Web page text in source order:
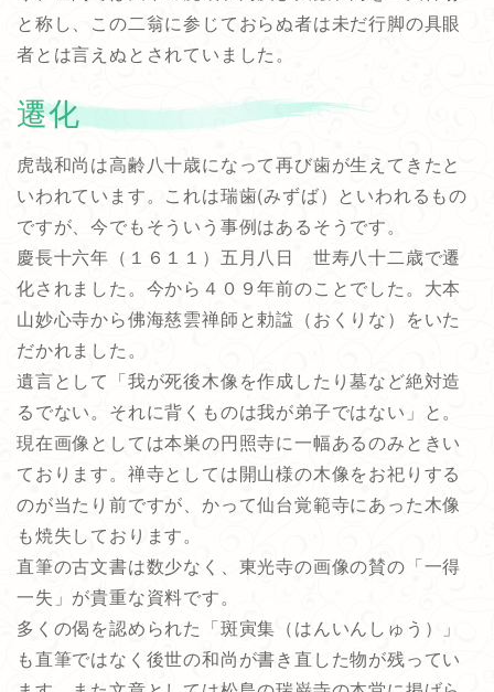
と称し、この二翁に参じておらぬ者は未だ行脚の具眼
者とは言えぬとされていました。
遷化
虎哉和尚は高齢八十歳になって再び歯が生えてきたと
いわれています。これは瑞歯(みずば）といわれるもの
ですが、今でもそういう事例はあるそうです。
慶長十六年（１６１１）五月八日 世寿八十二歳で遷
化されました。今から４０９年前のことでした。大本
山妙心寺から佛海慈雲禅師と勅諡（おくりな）をいた
だかれました。
遺言として「我が死後木像を作成したり墓など絶対造
るでない。それに背くものは我が弟子ではない」と。
現在画像としては本巣の円照寺に一幅あるのみときい
ております。禅寺としては開山様の木像をお祀りする
のが当たり前ですが、かって仙台覚範寺にあった木像
も焼失しております。
直筆の古文書は数少なく、東光寺の画像の賛の「一得
一失」が貴重な資料です。
多くの偈を認められた「斑寅集（はんいんしゅう）」
も直筆ではなく後世の和尚が書き直した物が残ってい